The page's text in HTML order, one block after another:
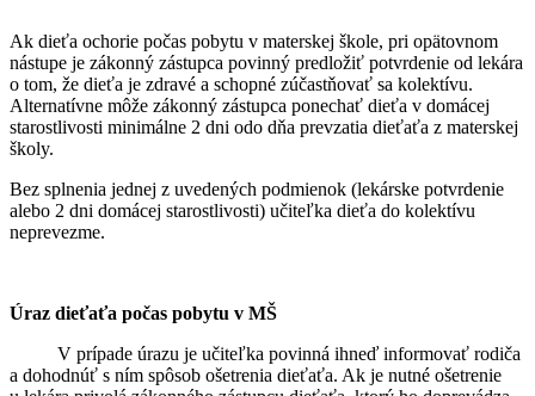
Ak dieťa ochorie počas pobytu v materskej škole, pri opätovnom
nástupe je zákonný zástupca povinný predložiť potvrdenie od lekára
o tom, že dieťa je zdravé a schopné zúčastňovať sa kolektívu.
Alternatívne môže zákonný zástupca ponechať dieťa v domácej
starostlivosti minimálne 2 dni odo dňa prevzatia dieťaťa z materskej
školy.
Bez splnenia jednej z uvedených podmienok (lekárske potvrdenie
alebo 2 dni domácej starostlivosti) učiteľka dieťa do kolektívu
neprevezme.
Úraz dieťaťa počas pobytu v MŠ
V prípade úrazu je učiteľka povinná ihneď informovať rodiča
a dohodnúť s ním spôsob ošetrenia dieťaťa. Ak je nutné ošetrenie